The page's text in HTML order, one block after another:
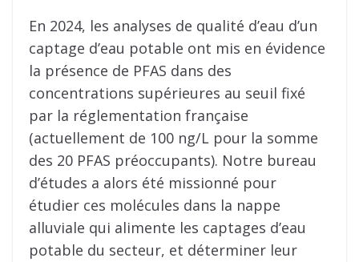
En 2024, les analyses de qualité d’eau d’un
captage d’eau potable ont mis en évidence
la présence de PFAS dans des
concentrations supérieures au seuil fixé
par la réglementation française
(actuellement de 100 ng/L pour la somme
des 20 PFAS préoccupants). Notre bureau
d’études a alors été missionné pour
étudier ces molécules dans la nappe
alluviale qui alimente les captages d’eau
potable du secteur, et déterminer leur